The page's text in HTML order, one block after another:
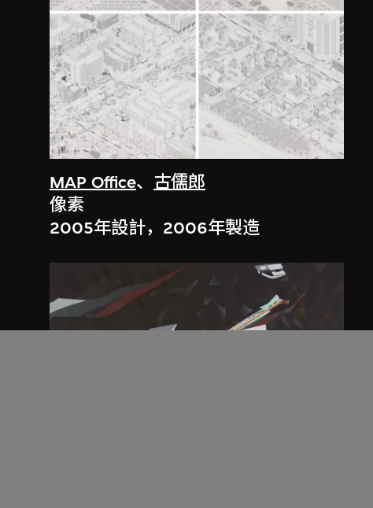
MAP Office、 古儒郎
像素
2005年設計，2006年製造